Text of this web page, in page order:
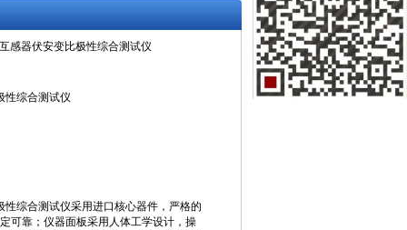
感器伏安变比极性综合测试仪
性综合测试仪
性综合测试仪采用进口核心器件，严格的
可靠；仪器面板采用人体工学设计，操